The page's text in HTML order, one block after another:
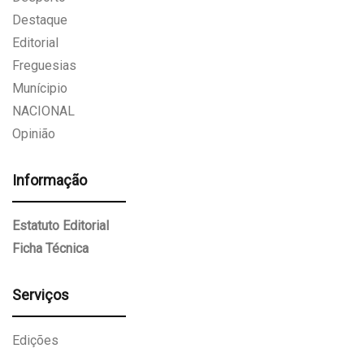
Destaque
Editorial
Freguesias
Munícipio
NACIONAL
Opinião
Informação
Estatuto Editorial
Ficha Técnica
Serviços
Edições